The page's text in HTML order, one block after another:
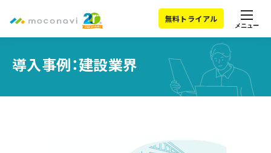
無料トライアル
メニュー
導入事例：建設業界